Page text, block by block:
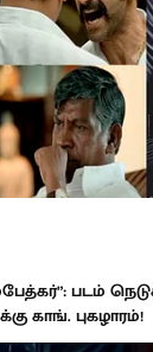
படம்
காங். புகழாரம்!